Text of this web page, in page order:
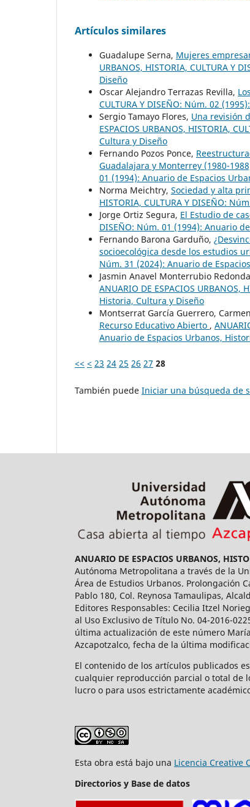
Artículos similares
Guadalupe Serna, Mujeres
URBANOS, HISTORIA, CULTURA Y
Diseño
Oscar Alejandro Terrazas Revilla,
CULTURA Y DISEÑO: Núm. 02
Sergio Tamayo Flores, Una revisión
ESPACIOS URBANOS, HISTORIA,
Cultura y Diseño
Fernando Pozos Ponce,
Guadalajara y Monterrey (1980-
01 (1994): Anuario de Espacios
Norma Meichtry, Sociedad y alta
HISTORIA, CULTURA Y DISEÑO:
Jorge Ortiz Segura, El Estudio de
DISEÑO: Núm. 01 (1994): Anuario
Fernando Barona Garduño,
socioecológica desde los estudios
Núm. 31 (2024): Anuario de
Jasmin Anavel Monterrubio
ANUARIO DE ESPACIOS
Historia, Cultura y Diseño
Montserrat García Guerrero,
Recurso Educativo Abierto ,
Anuario de Espacios Urbanos,
<< < 23 24 25 26 27 28
También puede Iniciar una búsqueda de
ANUARIO DE ESPACIOS URBANOS,
Autónoma Metropolitana a través de la
Área de Estudios Urbanos. Prolongación
Pablo 180, Col. Reynosa Tamaulipas,
Editores Responsables: Cecilia Itzel
al Uso Exclusivo de Título No. 04-2016-
última actualización de este número
Azcapotzalco, fecha de la última
El contenido de los artículos publicados
cualquier reproducción parcial o total de
lucro o para usos estrictamente
Esta obra está bajo una Licencia Creative
Directorios y Base de datos